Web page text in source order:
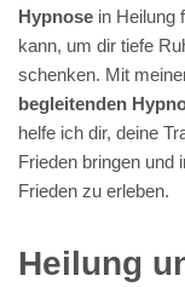
Hypnose in Heilung
kann, um dir tiefe
schenken. Mit
begleitenden
helfe ich dir, deine
Frieden bringen und
Frieden zu erleben.
Heilung